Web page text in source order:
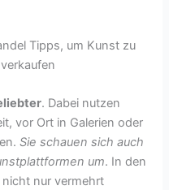
. Dabei nutzen
vor Ort in Galerien oder
Sie schauen sich auch
um. In den
nur vermehrt